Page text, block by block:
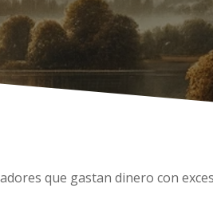
que gastan dinero con